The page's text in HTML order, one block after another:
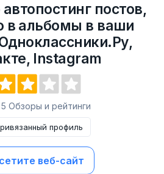
постов,
в альбомы в ваши
Instagram
5 Обзоры и рейтинги
профиль
веб-сайт